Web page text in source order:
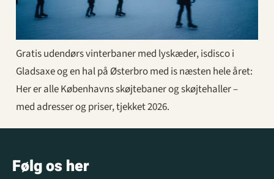
Gratis udendørs vinterbaner med lyskæder, isdisco i
Gladsaxe og en hal på Østerbro med is næsten hele året:
Her er alle Københavns skøjtebaner og skøjtehaller –
med adresser og priser, tjekket 2026.
Følg os her